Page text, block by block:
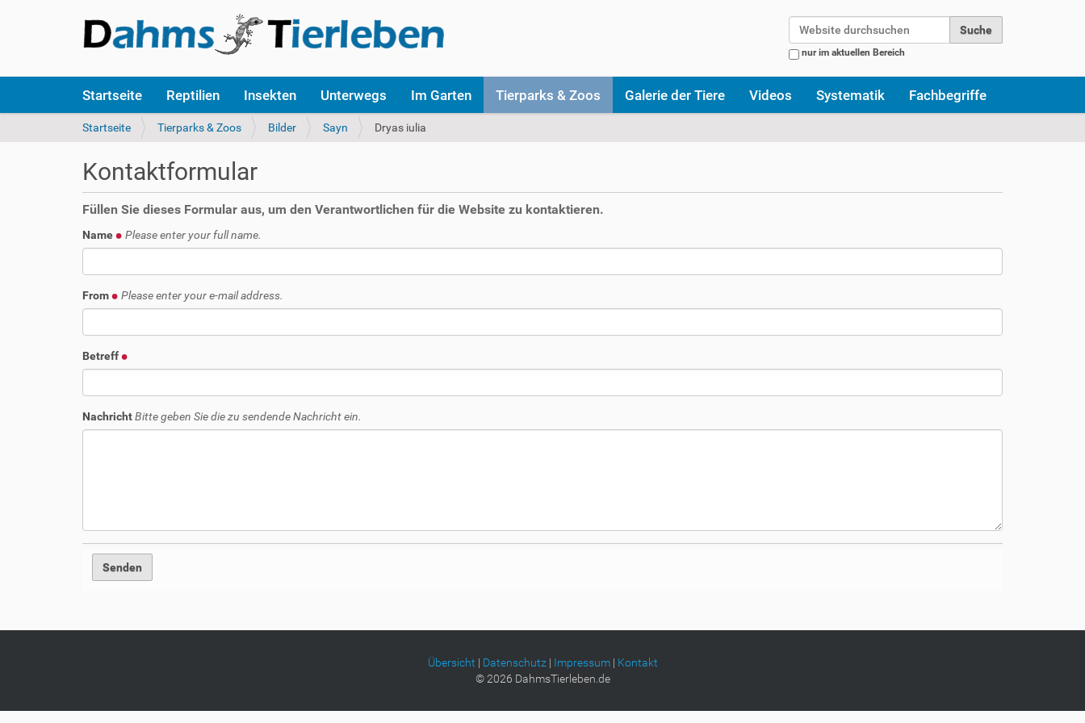
nur im aktuellen Bereich
k
Startseite Reptilien Insekten Unterwegs Im Garten Tierparks & Zoos Galerie der Tiere Videos Systematik Fachbegriffe
S
s
i
n
h
e
Startseite Tierparks & Zoos Bilder Sayn Dryas iulia
Kontaktformular
Füllen Sie dieses Formular aus, um den Verantwortlichen für die Website zu kontaktieren.
Name Please enter your full name.
From Please enter your e-mail address.
Betreff
NachrichtBitte geben Sie die zu sendende Nachricht ein.
Übersicht | Datenschutz | Impressum| Kontakt
©2026 DahmsTierleben.de